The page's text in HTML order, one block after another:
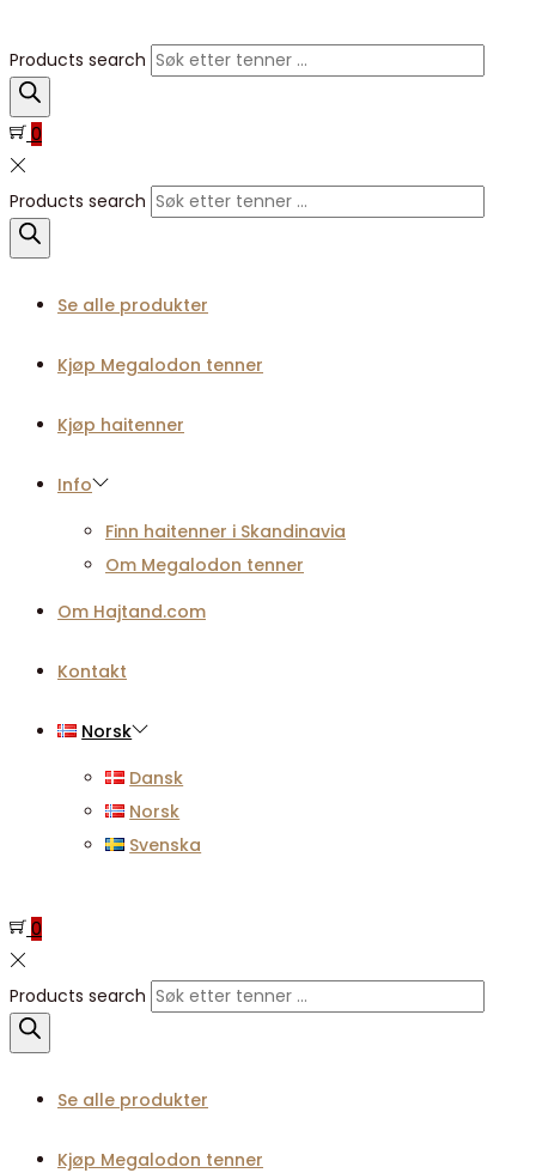
Products search
0
Products search
Se alle produkter
Kjøp Megalodon tenner
Kjøp haitenner
Info
Finn haitenner i Skandinavia
Om Megalodon tenner
Om Hajtand.com
Kontakt
Norsk
Dansk
Norsk
Svenska
0
Products search
Se alle produkter
Kjøp Megalodon tenner